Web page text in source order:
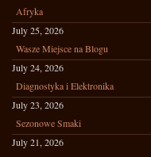
Afryka
July 25, 2026
Wasze Miejsce na Blogu
July 24, 2026
Diagnostyka i Elektronika
July 23, 2026
Sezonowe Smaki
July 21, 2026